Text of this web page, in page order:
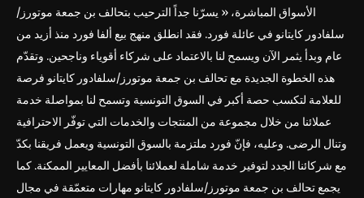
الأسواق المباشرة، « يسرّنا جداً الترحيب بتحالف بن جمعة موتورز/
سلفادور كايتانو في عائلة فورد. فقد انطلق منهج بيع ألفا فورد منذ أزيد من
عام وبدأ يثمر الآن ويسمح لنا بالاعتماد على شركاء أقوياء وناجحين. وتقدّم
هذه الخطوة الجديدة مع تحالف بن جمعة موتورز/سلفادور كايتانو فرصة
للعلامة لتكسب حصة أكبر في السوق التونسية وتسمح لنا بمواصلة خدمة
عملائنا من خلال مجموعة من المنتجات والخدمات التي توفّر الاحترافية
وتنال الرضى. وعليه، فإنّ فورد ملتزمة بالسوق التونسية ويعمل فريقنا بكدّ
مع شركائنا الجدد لتوفير خدمة شاملة لعملائنا بأفضل المعايير الممكنة. كما
يجمع تحالف بن جمعة موتورز/سلفادور كايتانو مهارات متعمّقة في مجال